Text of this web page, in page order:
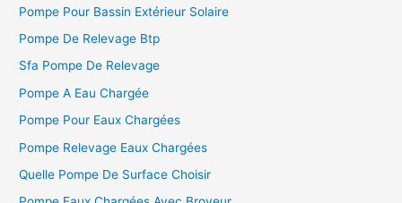
c
h
Pompe Pour Bassin Extérieur Solaire
Pompe De Relevage Btp
Sfa Pompe De Relevage
Pompe A Eau Chargée
Pompe Pour Eaux Chargées
Pompe Relevage Eaux Chargées
Quelle Pompe De Surface Choisir